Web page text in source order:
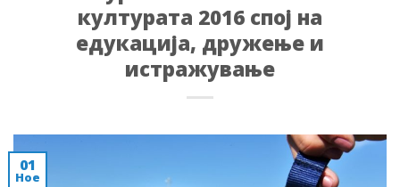
културата 2016 спој на
едукација, дружење и
истражување
01
Ное